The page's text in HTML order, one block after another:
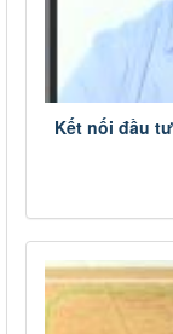
Kết nối đầu